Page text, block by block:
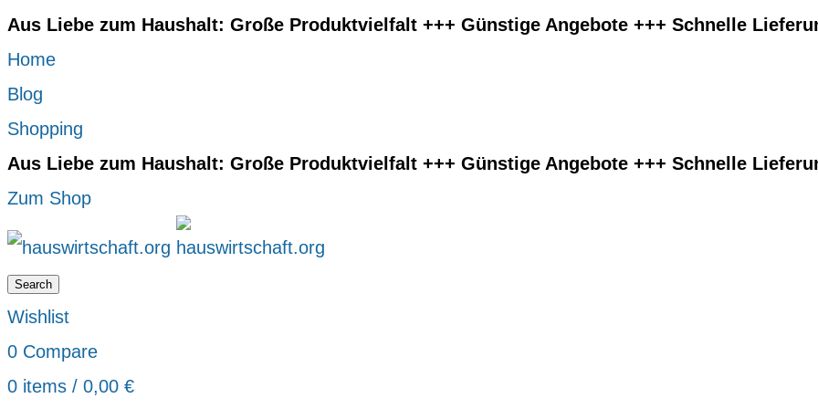
Aus Liebe zum Haushalt: Große Produktvielfalt +++ Günstige Angebote +++ Schnelle
Home
Blog
Shopping
Aus Liebe zum Haushalt: Große Produktvielfalt +++ Günstige Angebote +++ Schnelle
Zum Shop
Search
Wishlist
0 Compare
0 items / 0,00 €